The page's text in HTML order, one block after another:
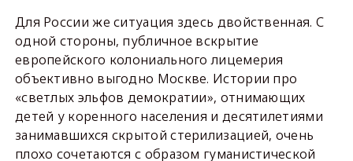
Для России же ситуация здесь двойственная. С
одной стороны, публичное вскрытие
европейского колониального лицемерия
объективно выгодно Москве. Истории про
«светлых эльфов демократии», отнимающих
детей у коренного населения и десятилетиями
занимавшихся скрытой стерилизацией, очень
плохо сочетаются с образом гуманистической